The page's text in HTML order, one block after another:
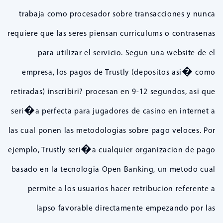
trabaja como procesador sobre transacciones y nunca
requiere que las seres piensan curriculums o contrasenas
para utilizar el servicio. Segun una website de el
empresa, los pagos de Trustly (depositos asi� como
retiradas) inscribiri? procesan en 9-12 segundos, asi que
seri�a perfecta para jugadores de casino en internet a
las cual ponen las metodologias sobre pago veloces. Por
ejemplo, Trustly seri�a cualquier organizacion de pago
basado en la tecnologia Open Banking, un metodo cual
permite a los usuarios hacer retribucion referente a
lapso favorable directamente empezando por las